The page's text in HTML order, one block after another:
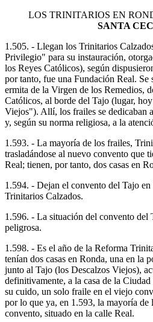
LOS TRINITARIOS EN
SANTA
1.505. - Llegan los Trinitarios
Privilegio" para su instauración,
los Reyes Católicos), según
por tanto, fue una Fundación Real. Se
ermita de la Virgen de los Remedios,
Católicos, al borde del Tajo (lugar,
Viejos"). Allí, los frailes se dedicaban
y, según su norma religiosa, a la
1.593. - La mayoría de los frailes,
trasladándose al nuevo convento que
Real; tienen, por tanto, dos casas en
1.594. - Dejan el convento del Tajo en
Trinitarios Calzados.
1.596. - La situación del convento del
peligrosa.
1.598. - Es el año de la Reforma
tenían dos casas en Ronda, una en la
junto al Tajo (los Descalzos Viejos),
definitivamente, a la casa de la
su cuido, un solo fraile en el viejo
por lo que ya, en 1.593, la mayoría de
convento, situado en la calle Real.